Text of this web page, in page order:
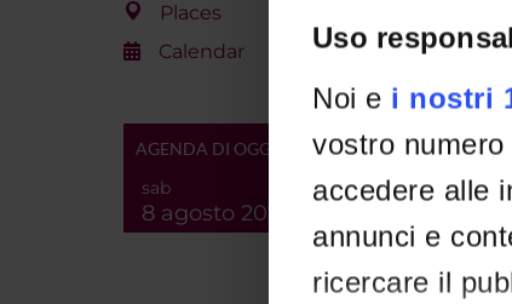
Uso
Noi e i nostri
vostro
accedere alle
annunci e
ricercare il
Places
Calendar
AGENDA DI OGGI
sab
8 agosto 2026